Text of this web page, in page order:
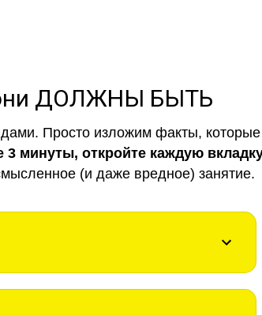
они ДОЛЖНЫ БЫТЬ
Просто изложим факты,
3 минуты, откройте каждую
(и даже вредное) занятие.